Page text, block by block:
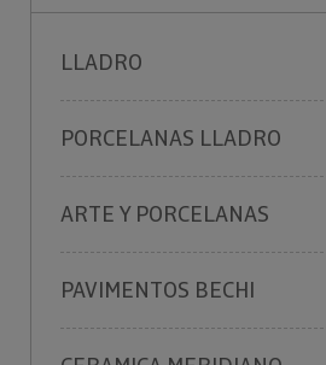
LLADRO
PORCELANAS LLADRO
ARTE Y PORCELANAS
PAVIMENTOS BECHI